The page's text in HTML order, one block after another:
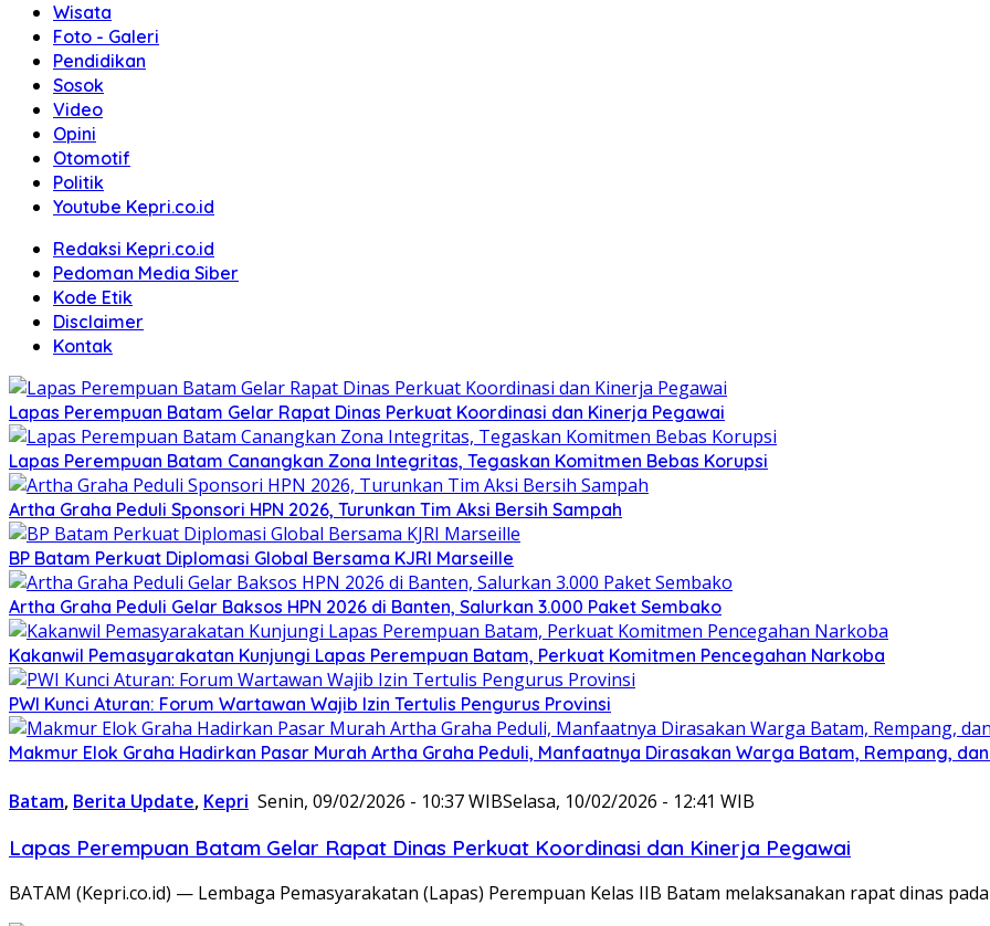
Wisata
Foto - Galeri
Pendidikan
Sosok
Video
Opini
Otomotif
Politik
Youtube Kepri.co.id
Redaksi Kepri.co.id
Pedoman Media Siber
Kode Etik
Disclaimer
Kontak
Lapas Perempuan Batam Gelar Rapat Dinas Perkuat Koordinasi dan Kinerja Pegawai
Lapas Perempuan Batam Canangkan Zona Integritas, Tegaskan Komitmen Bebas Korupsi
Artha Graha Peduli Sponsori HPN 2026, Turunkan Tim Aksi Bersih Sampah
BP Batam Perkuat Diplomasi Global Bersama KJRI Marseille
Artha Graha Peduli Gelar Baksos HPN 2026 di Banten, Salurkan 3.000 Paket Sembako
Kakanwil Pemasyarakatan Kunjungi Lapas Perempuan Batam, Perkuat Komitmen Pencegahan Narkoba
PWI Kunci Aturan: Forum Wartawan Wajib Izin Tertulis Pengurus Provinsi
Makmur Elok Graha Hadirkan Pasar Murah Artha Graha Peduli, Manfaatnya Dirasakan Warga Batam, Rempang,
Batam, Berita Update, Kepri Senin, 09/02/2026 - 10:37 WIBSelasa, 10/02/2026 - 12:41 WIB
Lapas Perempuan Batam Gelar Rapat Dinas Perkuat Koordinasi dan Kinerja Pegawai
BATAM (Kepri.co.id) — Lembaga Pemasyarakatan (Lapas) Perempuan Kelas IIB Batam melaksanakan rapat dinas